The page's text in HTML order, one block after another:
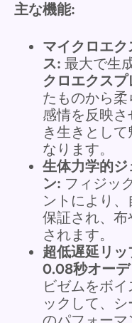
主な機能:
マイクロエ
ス: 最大で生
クロエクス
たものから柔
感情を反映
き生きとし
なります。
生体力学的ジ
ン: フィジッ
ントにより
保証され、
されます。
超低遅延リ
0.08秒オー
ビゼムをボ
ックして、